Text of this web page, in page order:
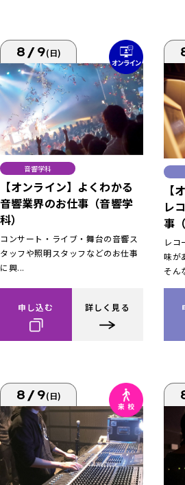
8/9(日)
音響学科
【オンライン】よくわかる
音響業界のお仕事（音響学
科）
コンサート・ライブ・舞台の音響ス
タッフや照明スタッフなどのお仕事
に興...
申し込む 詳しく見る
【
レ
事
レコ
味が
そん
8/9(日)